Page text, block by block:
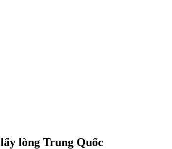
lòng Trung Quốc